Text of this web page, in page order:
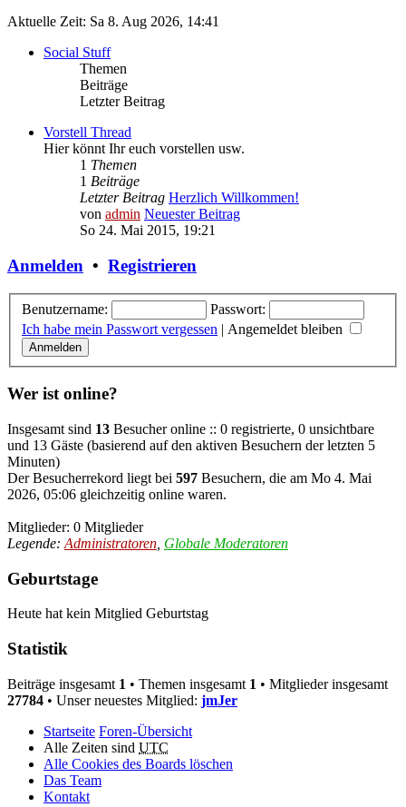
Aktuelle Zeit: Sa 8. Aug 2026, 14:41
Social Stuff
Themen
Beiträge
Letzter Beitrag
Vorstell Thread
Hier könnt Ihr euch vorstellen usw.
1 Themen
1 Beiträge
Letzter Beitrag Herzlich Willkommen!
von admin Neuester Beitrag
So 24. Mai 2015, 19:21
Anmelden • Registrieren
Benutzername:
Passwort:
Ich habe mein Passwort vergessen | Angemeldet bleiben
Wer ist online?
Insgesamt sind 13 Besucher online :: 0 registrierte, 0 unsichtbare
und 13 Gäste (basierend auf den aktiven Besuchern der letzten 5
Minuten)
Der Besucherrekord liegt bei 597 Besuchern, die am Mo 4. Mai
2026, 05:06 gleichzeitig online waren.
Mitglieder: 0 Mitglieder
Legende: Administratoren Globale Moderatoren
Geburtstage
Heute hat kein Mitglied Geburtstag
Statistik
Beiträge insgesamt 1 • Themen insgesamt 1 • Mitglieder insgesamt
27784 • Unser neuestes Mitglied: jmJer
Startseite Foren-Übersicht
Alle Zeiten sind UTC
Alle Cookies des Boards löschen
Das Team
Kontakt